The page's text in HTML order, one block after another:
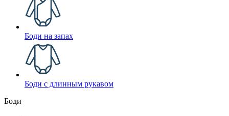
Боди на запах
Боди с длинным рукавом
Боди